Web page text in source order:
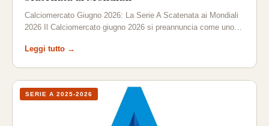
Calciomercato Giugno 2026: La Serie A Scatenata ai Mondiali
2026 Il Calciomercato giugno 2026 si preannuncia come uno…
Leggi tutto →
SERIE A 2025-2026